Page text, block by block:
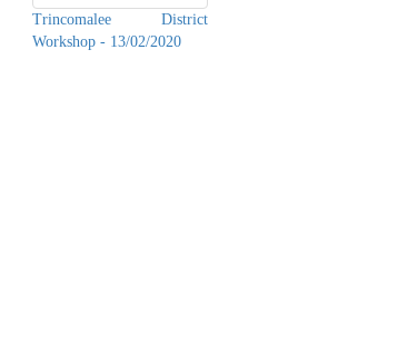
Trincomalee District
Workshop - 13/02/2020